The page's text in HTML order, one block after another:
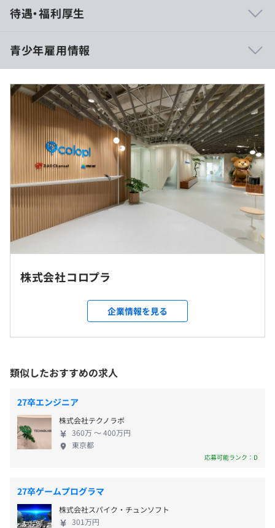
身もエンジニア出身です。
すればよりよいコンテンツが作ることができ、ユーザーに
喜んでもらえるかを考える社風になっています。
■競争の激しいゲーム業界の中で、クオリティとスピード
を担保するため、内製開発を徹底し、効率化と無駄の排除
を徹底する一方で、コミュニケーションを最重要視してい
るため、社内には多くのミーティングスペースが存在しま
す。
■自分の業務領域に制限を設けず、職種の垣根を超えて幅
広い範囲に携わるクリエイターが殆どです。
エンジニア・デザイナーといった職種に関係なく、企画
からゲーム開発に携わることから、本当のものづくりに基
づいた考え方が定着しています。
り、サーバーサイド・インフラの技術力についても他社を
雑誌、漫画なども含め、あらゆるジャンルから幅広い知識
自主的に学ぼうとする姿勢を当社では応援します。
◆社内勉強会
ベテランから新卒まで、社員が持ち回りで技術勉強会を開
催。話題の最新技術や、社内でよく使われている技術等を
に数回の開催があり、業務や私用で勉強会に参加ができな
くても、動画を後から見ることができるようになっていま
す。
就業場所の変更範囲
変更なし
受動喫煙防止措置に関する事項
あり）
待遇・福利厚生
10:30〜19:30
休憩時間：60分
平均残業時間：基本残業はありません
週休 2 日制(土日)
■交通費 全額支給
※当社ルールに沿って支給いたします
※遠方の方には、当社ルールに沿って全額支給いたします
期間限定のためなし
インターンのためありません
契約更新の有無・契約期間の定め
なし(あり（会社の定めるインターン期間）)
青少年雇用情報
過去３年間の新卒採用者数・離職者数
前年度 採用者数20人 離職者数0人
研修の有無及び内容
新卒研修／新卒フォローアップ研修／キャリア研修
メンター制度の有無
あり
前年度の月平均所定外労働時間の実績
株式会社コロプラ
企業情報を見る
類似したおすすめの求人
27卒エンジニア
株式会社テクノラボ
360万 〜 400万円
東京都
応募可能ランク：D
27卒ゲームプログラマ
株式会社スパイク・チュンソフト
301万円